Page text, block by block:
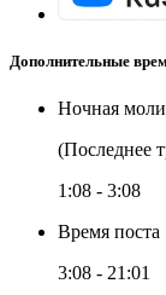
Дополнительные
Ночная
(Последнее
1:08 - 3:08
Время поста
3:08 - 21:01